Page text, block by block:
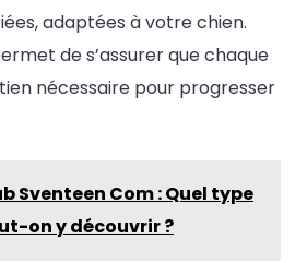
adaptées à votre chien.
de s’assurer que chaque
nécessaire pour progresser
Sventeen Com : Quel type
on y découvrir ?